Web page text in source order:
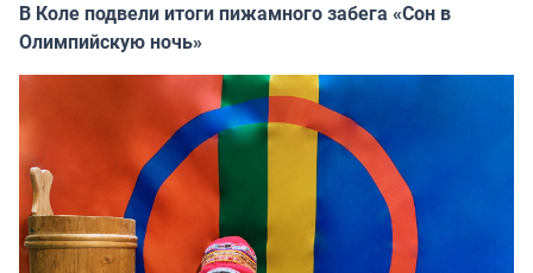
В Коле подвели итоги пижамного забега «Сон в
Олимпийскую ночь»